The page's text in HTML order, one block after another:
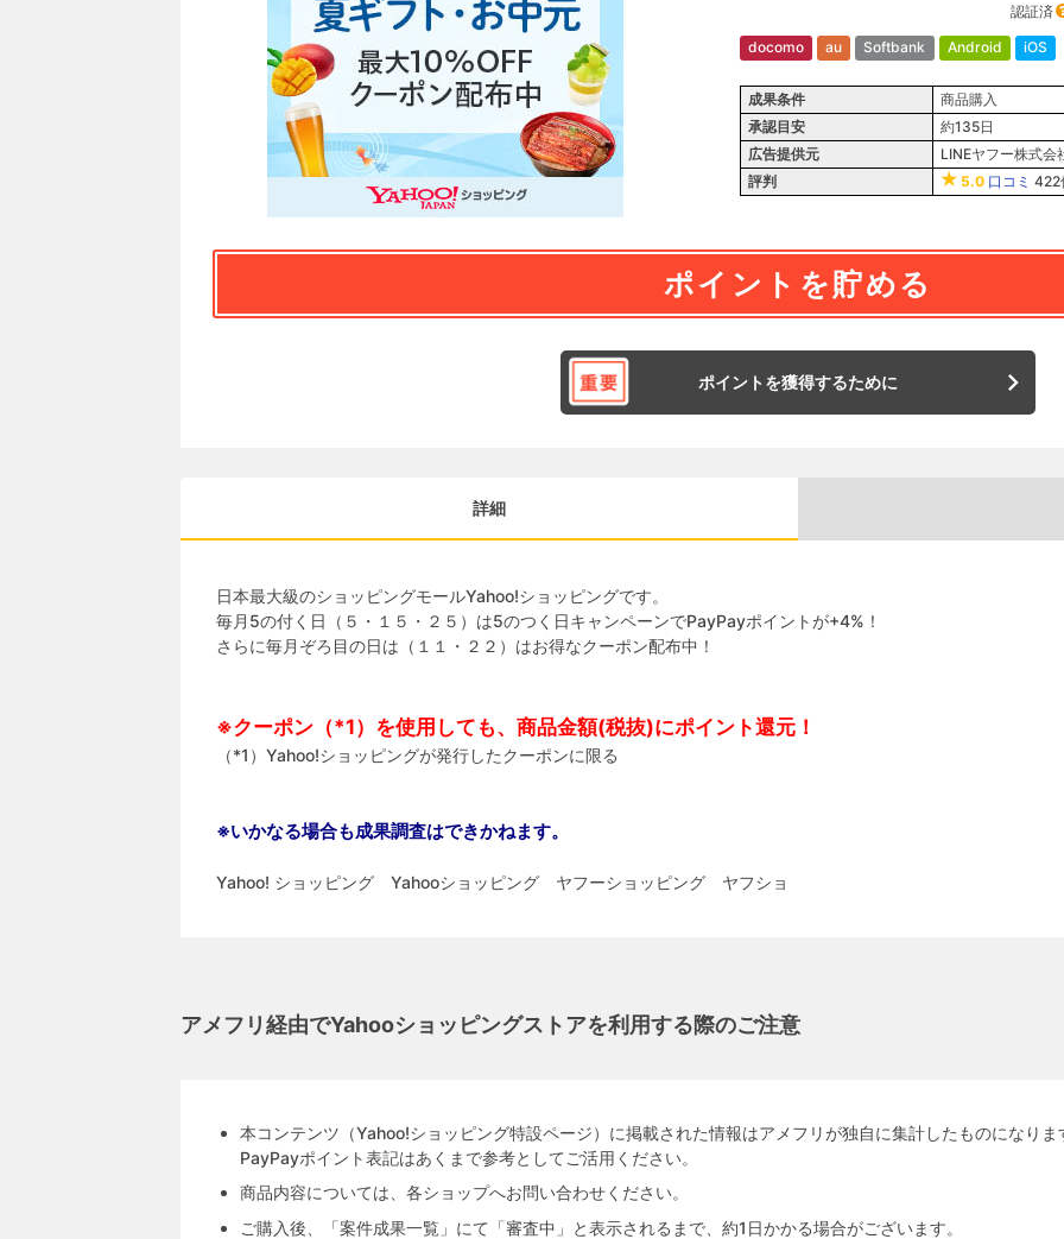
認証済
docomo
au Softbank Android iOS
成果条件
商品購入
承認目安
約135日
広告提供元
LINEヤフー株式会
評判
5.0 口コミ 422
ポイントを貯める
ポイントを獲得するために
詳細
日本最大級のショッピングモールYahoo!ショッピングです。
毎月5の付く日（５・１５・２５）は5のつく日キャンペーンでPayPayポイントが+4%！
さらに毎月ぞろ目の日は（１１・２２）はお得なクーポン配布中！
※クーポン（*1）を使用しても、商品金額(税抜)にポイント還元！
（*1）Yahoo!ショッピングが発行したクーポンに限る
※いかなる場合も成果調査はできかねます。
Yahoo! ショッピング Yahooショッピング ヤフーショッピング ヤフショ
アメフリ経由でYahooショッピングストアを利用する際のご注意
本コンテンツ（Yahoo!ショッピング特設ページ）に掲載された情報はアメフリが独自に集計したものになり
PayPayポイント表記はあくまで参考としてご活用ください。
商品内容については、各ショップへお問い合わせください。
ご購入後、「案件成果一覧」にて「審査中」と表示されるまで、約1日かかる場合がございます。